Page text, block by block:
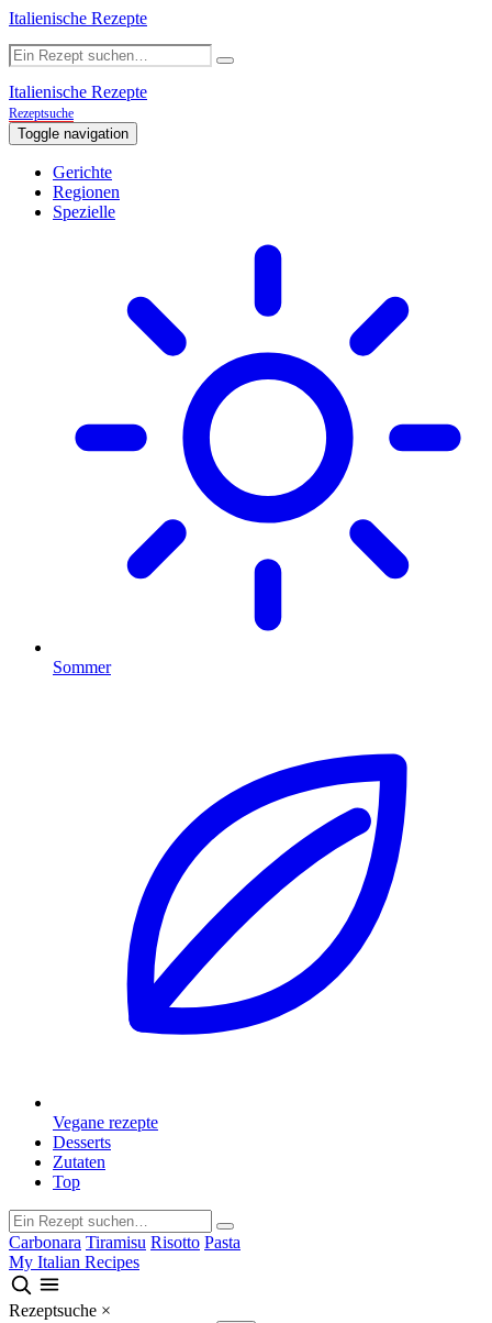
Italienische Rezepte
Italienische Rezepte
Rezeptsuche
Toggle navigation
Gerichte
Regionen
Spezielle
Sommer
Vegane rezepte
Desserts
Zutaten
Top
Carbonara Tiramisu Risotto Pasta
My Italian Recipes
Rezeptsuche ×